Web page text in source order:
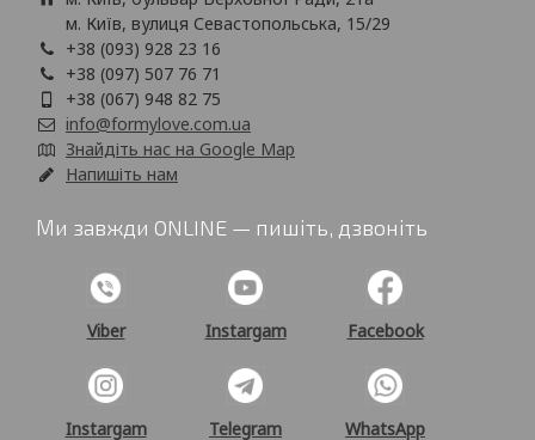
м. Київ, вулиця Севастопольська, 15/29
+38 (093) 928 23 16
+38 (097) 507 76 71
+38 (067) 948 82 75
info@formylove.com.ua
Знайдіть нас на Google Map
Напишіть нам
Ми завжди ONLINE — пишіть, дзвоніть
Viber Instargam Facebook
Instargam Telegram WhatsApp